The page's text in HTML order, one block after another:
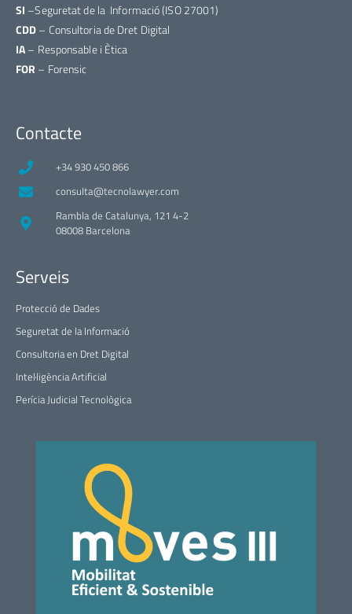
SI –Seguretat de la Informació (ISO 27001)
CDD– Consultoria de Dret Digital
IA– Responsable i Ètica
FOR – Forensic
Contacte
+34 930 450 866
consulta@tecnolawyer.com
Rambla de Catalunya, 121 4-2
08008 Barcelona
Serveis
Protecció de Dades
Seguretat de la Informació
Consultoria en Dret Digital
Intel·ligència Artificial
Perícia Judicial Tecnològica